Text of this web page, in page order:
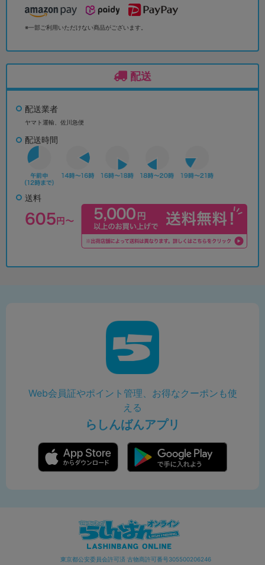
※一部ご利用いただけない商品がございます。
配送
配送業者
ヤマト運輸、佐川急便
配送時間
送料
Web会員証やポイント管理、お得なクーポンも使
える
らしんばんアプリ
東京都公安委員会許可済 古物商許可番号305500206246